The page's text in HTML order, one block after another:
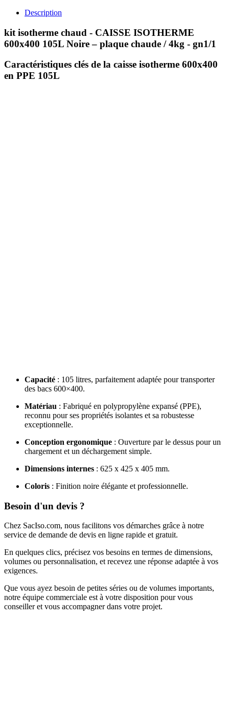
Description
kit isotherme chaud - CAISSE ISOTHERME
600x400 105L Noire – plaque chaude / 4kg - gn1/1
Caractéristiques clés de la caisse isotherme 600x400
en PPE 105L
Capacité : 105 litres, parfaitement adaptée pour transporter
des bacs 600×400.
Matériau : Fabriqué en polypropylène expansé (PPE),
reconnu pour ses propriétés isolantes et sa robustesse
exceptionnelle.
Conception ergonomique : Ouverture par le dessus pour un
chargement et un déchargement simple.
Dimensions internes : 625 x 425 x 405 mm.
Coloris : Finition noire élégante et professionnelle.
Besoin d'un devis ?
Chez SacIso.com, nous facilitons vos démarches grâce à notre
service de demande de devis en ligne rapide et gratuit.
En quelques clics, précisez vos besoins en termes de dimensions,
volumes ou personnalisation, et recevez une réponse adaptée à vos
exigences.
Que vous ayez besoin de petites séries ou de volumes importants,
notre équipe commerciale est à votre disposition pour vous
conseiller et vous accompagner dans votre projet.